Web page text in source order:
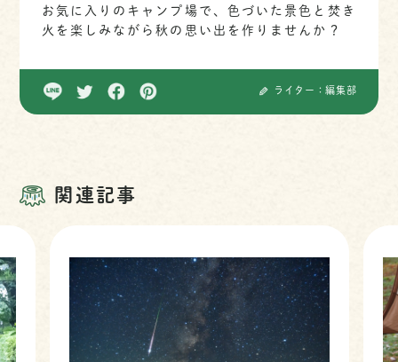
お気に入りのキャンプ場で、色づいた景色と焚き
火を楽しみながら秋の思い出を作りませんか？
ライター：編集部
関連記事